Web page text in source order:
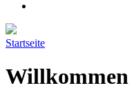
Startseite
Willkommen